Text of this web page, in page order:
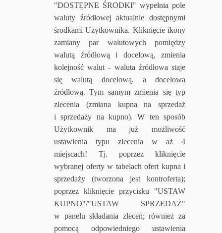
"DOSTĘPNE ŚRODKI" wypełnia pole
waluty źródłowej aktualnie dostępnymi
środkami Użytkownika. Kliknięcie ikony
zamiany par walutowych pomiędzy
walutą źródłową i docelową, zmienia
kolejność walut - waluta źródłowa staje
się walutą docelową, a docelowa
źródłową. Tym samym zmienia się typ
zlecenia (zmiana kupna na sprzedaż
i sprzedaży na kupno). W ten sposób
Użytkownik ma już możliwość
ustawienia typu zlecenia w aż 4
miejscach! Tj. poprzez kliknięcie
wybranej oferty w tabelach ofert kupna i
sprzedaży (tworzona jest kontroferta);
poprzez kliknięcie przycisku "USTAW
KUPNO"/"USTAW SPRZEDAŻ"
w panelu składania zleceń; również za
pomocą odpowiedniego ustawienia